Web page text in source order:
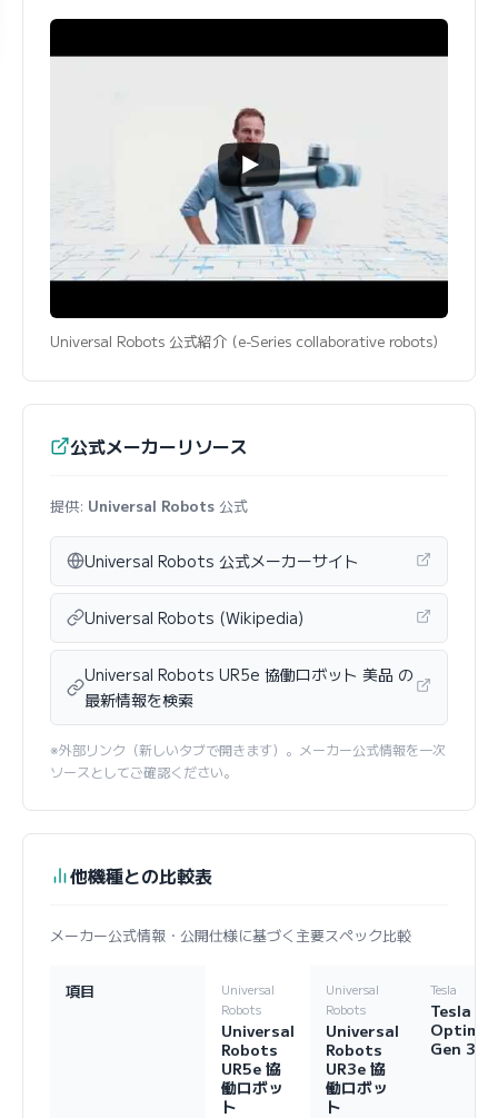
Universal Robots 公式紹介 (e-Series collaborative robots)
公式メーカーリソース
提供: Universal Robots 公式
Universal Robots 公式メーカーサイト
Universal Robots (Wikipedia)
Universal Robots UR5e 協働ロボット 美品 の
最新情報を検索
※外部リンク（新しいタブで開きます）。メーカー公式情報を一次
ソースとしてご確認ください。
他機種との比較表
メーカー公式情報・公開仕様に基づく主要スペック比較
項目
Universal
Robots
Universal
Robots
UR5e 協
働ロボッ
ト
Universal
Robots
Universal
Robots
UR3e 協
働ロボッ
ト
Tesla
Tesla
Optimus
Gen 3